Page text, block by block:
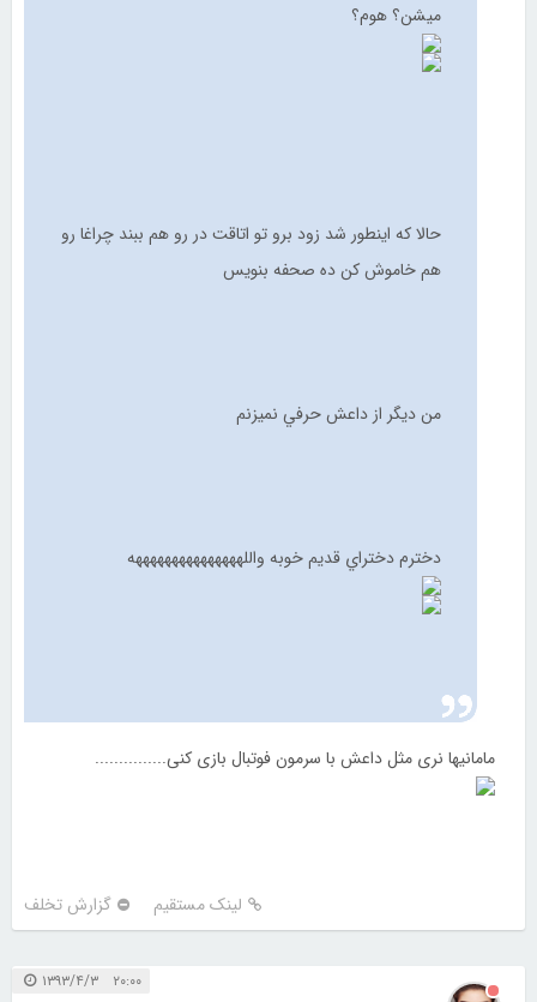
ميشن؟ هوم؟
حالا كه اينطور شد زود برو تو اتاقت در رو هم ببند چراغا رو
هم خاموش كن ده صحفه بنويس
من ديگر از داعش حرفي نميزنم
دخترم دختراي قديم خوبه واللهههههههههههههههه
مامانیها نری مثل داعش با سرمون فوتبال بازی کنی...............
لینک مستقیم گزارش تخلف
۲۰:۰۰ ۱۳۹۳/۴/۳